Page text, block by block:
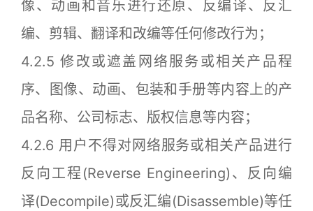
像、动画和音乐进行还原、反编译、反汇
编、剪辑、翻译和改编等任何修改行为；
4.2.5 修改或遮盖网络服务或相关产品程
序、图像、动画、包装和手册等内容上的产
品名称、公司标志、版权信息等内容；
4.2.6 用户不得对网络服务或相关产品进行
反向工程(Reverse Engineering)、反向编
译(Decompile)或反汇编(Disassemble)等任